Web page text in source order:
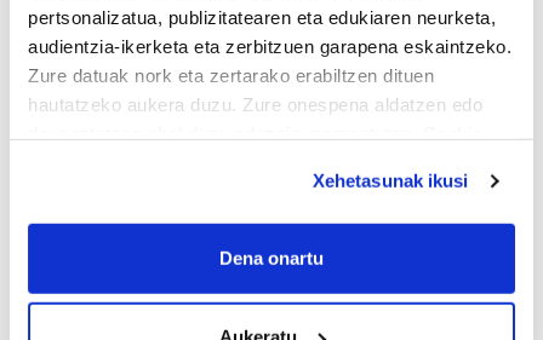
pertsonalizatua, publizitatearen eta edukiaren neurketa,
audientzia-ikerketa eta zerbitzuen garapena eskaintzeko.
Zure datuak nork eta zertarako erabiltzen dituen
hautatzeko aukera duzu. Zure onespena aldatzen edo
If you allow, we would also like to:
Collect information about your geographical
Xehetasunak ikusi
Dena onartu